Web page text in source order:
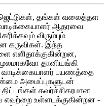
தங்கள் வலைத்தள
வாடிக்கையாளர் ஆதரவை
விரும்பும்
கருவிகள். இந்த
எளிதாக்குகின்றன,
தானியங்கி
வாடிக்கையாளர் பயணத்தை
அமைப்புகளுடன்
கவர்ச்சிகரமான
உள்ளடக்குகின்றன -